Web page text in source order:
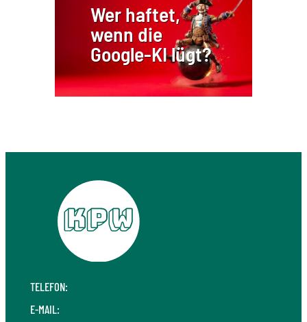
Wer haftet,
wenn die
Google-KI lügt?
TELEFON:
E-MAIL: